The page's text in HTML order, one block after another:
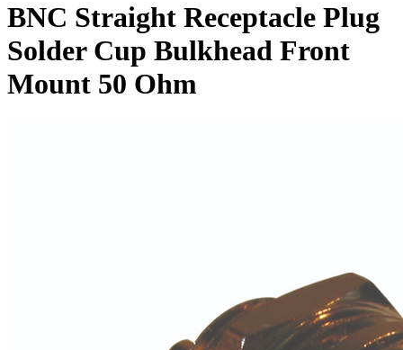
BNC Straight Receptacle Plug
Solder Cup Bulkhead Front
Mount 50 Ohm